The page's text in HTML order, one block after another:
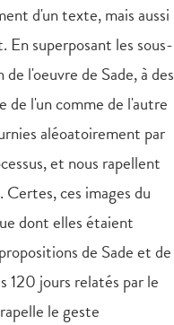
d'un texte, mais aussi
En superposant les sous-
l'oeuvre de Sade, à des
de l'un comme de l'autre
aléoatoirement par
et nous rapellent
ces images du
dont elles étaient
de Sade et de
120 jours relatés par le
le geste